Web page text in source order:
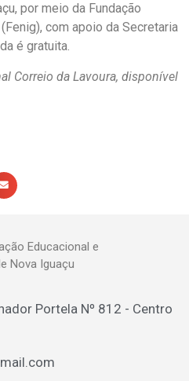
por meio da Fundação
com apoio da Secretaria
é gratuita.
Correio da Lavoura, disponível
Educacional e
Nova Iguaçu
Portela Nº 812 - Centro